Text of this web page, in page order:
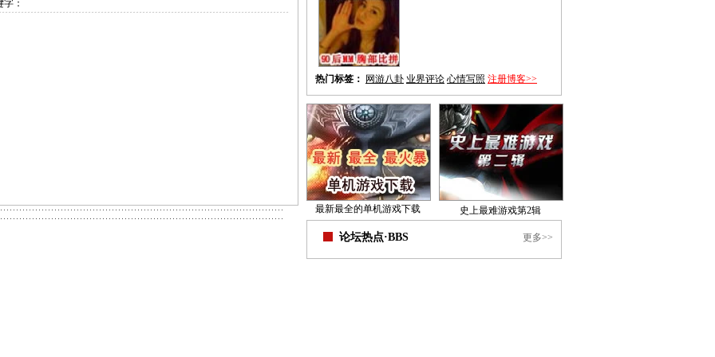
：
热门标签： 网游八卦 业界评论 心情写照 注册博客>>
最新最全的单机游戏下载 史上最难游戏第2辑
更多>>
论坛热点·BBS